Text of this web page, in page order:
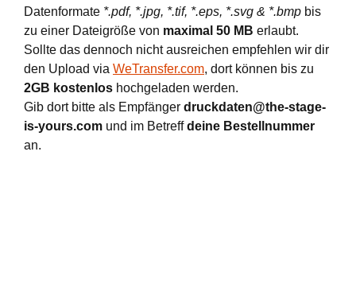
Datenformate *.pdf, *.jpg, *.tif, *.eps, *.svg & *.bmp bis
zu einer Dateigröße von maximal 50 MB erlaubt.
Sollte das dennoch nicht ausreichen empfehlen wir dir
den Upload via WeTransfer.com, dort können bis zu
2GB kostenlos hochgeladen werden.
Gib dort bitte als Empfänger druckdaten@the-stage-
is-yours.com und im Betreffdeine Bestellnummer
an.